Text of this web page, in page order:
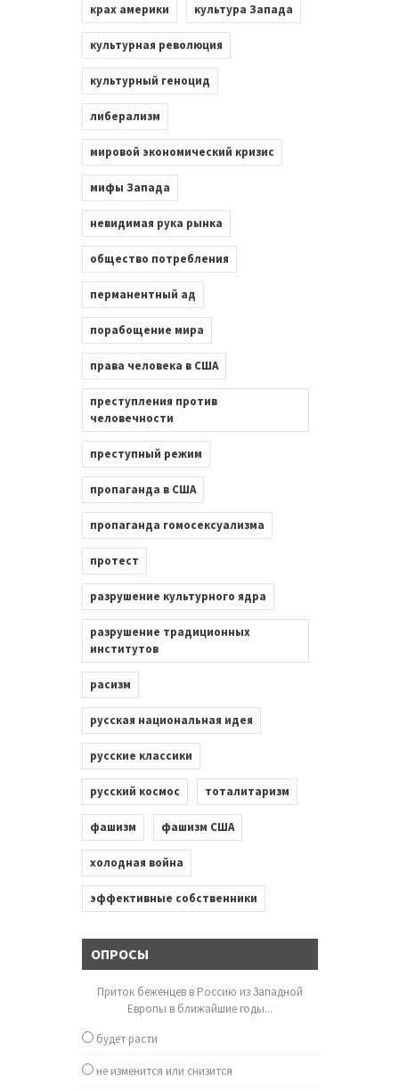
крах америки культура Запада
культурная революция
культурный геноцид
либерализм
мировой экономический кризис
мифы Запада
невидимая рука рынка
общество потребления
перманентный ад
порабощение мира
права человека в США
преступления против
человечности
преступный режим
пропаганда в США
пропаганда гомосексуализма
протест
разрушение культурного ядра
разрушение традиционных
институтов
расизм
русская национальная идея
русские классики
русский космос тоталитаризм
фашизм фашизм США
холодная война
эффективные собственники
ОПРОСЫ
Приток беженцев в Россию из Западной
Европы в ближайшие годы...
будет расти
не изменится или снизится